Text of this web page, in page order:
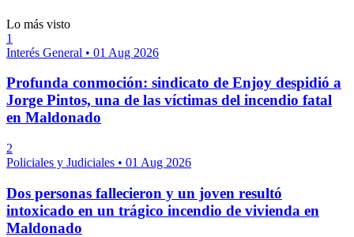
Lo más visto
1
Interés General • 01 Aug 2026
Profunda conmoción: sindicato de Enjoy despidió a
Jorge Pintos, una de las víctimas del incendio fatal
en Maldonado
2
Policiales y Judiciales • 01 Aug 2026
Dos personas fallecieron y un joven resultó
intoxicado en un trágico incendio de vivienda en
Maldonado